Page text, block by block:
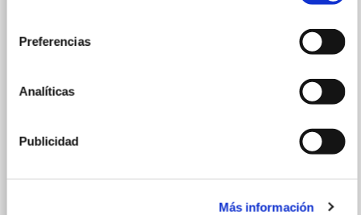
Preferencias
Analíticas
Publicidad
Más información